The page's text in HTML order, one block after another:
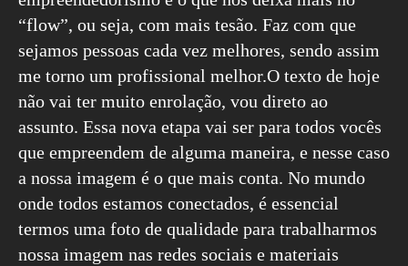
“flow”, ou seja, com mais tesão. Faz com que
sejamos pessoas cada vez melhores, sendo assim
me torno um profissional melhor.O texto de hoje
não vai ter muito enrolação, vou direto ao
assunto. Essa nova etapa vai ser para todos vocês
que empreendem de alguma maneira, e nesse caso
a nossa imagem é o que mais conta. No mundo
onde todos estamos conectados, é essencial
termos uma foto de qualidade para trabalharmos
nossa imagem nas redes sociais e materiais